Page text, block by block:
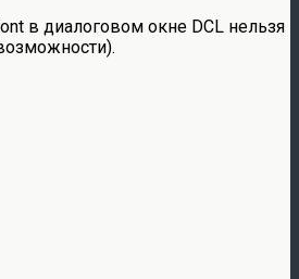
в диалоговом окне DCL нельзя